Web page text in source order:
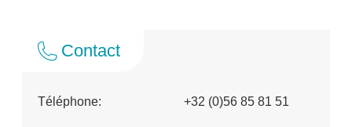
Contact
Téléphone: +32 (0)56 85 81 51